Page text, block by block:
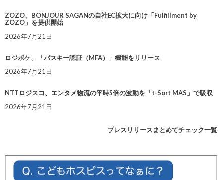
ZOZO、BONJOUR SAGANの自社EC拡大に向け「Fulfillment by
ZOZO」を提供開始
2026年7月21日
ロジポケ、「パスキー認証（MFA）」機能をリリース
2026年7月21日
NTTロジスコ、エンタメ物流の平時5倍の波動を「t-Sort MAS」で吸収
2026年7月21日
プレスリリースまとめてチェック一覧